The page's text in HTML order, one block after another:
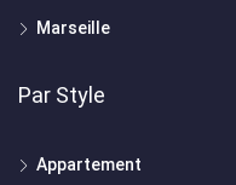
Marseille
Par Style
Appartement